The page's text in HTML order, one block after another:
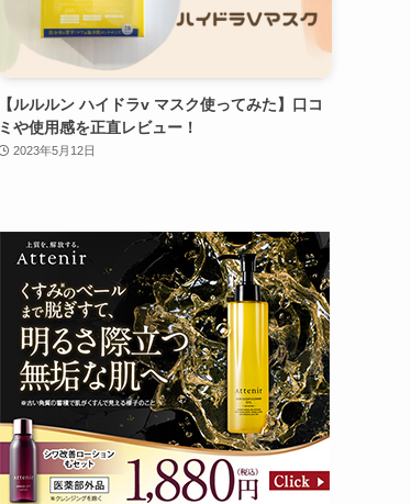
【ルルルン ハイドラv マスク使ってみた】口コ
ミや使用感を正直レビュー！
2023年5月12日